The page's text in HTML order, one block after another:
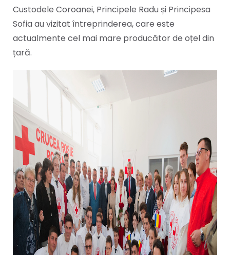
Custodele Coroanei, Principele Radu și Principesa
Sofia au vizitat întreprinderea, care este
actualmente cel mai mare producător de oțel din
țară.